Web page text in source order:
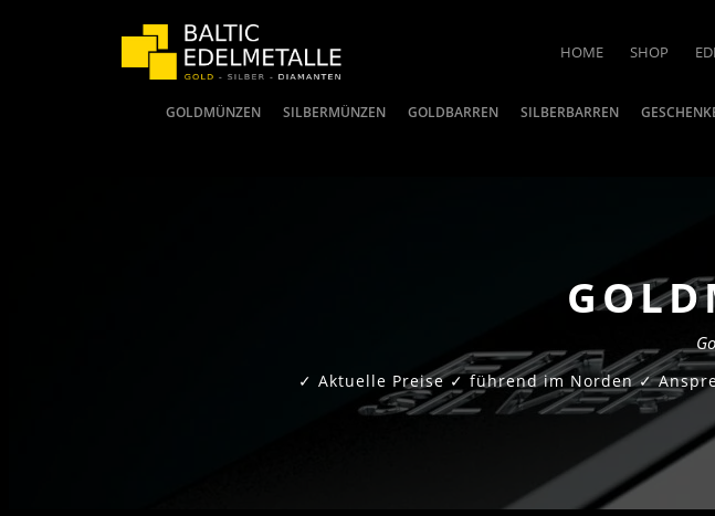
HOME SHOP
GOLDMÜNZEN SILBERMÜNZEN GOLDBARREN SILBERBARREN
✓ Aktuelle Preise ✓ führend im Norden ✓